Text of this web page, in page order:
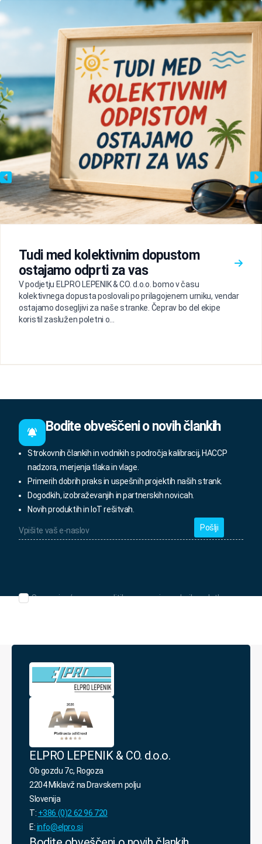
Tudi med kolektivnim dopustom
ostajamo odprti za vas
V podjetju ELPRO LEPENIK & CO. d.o.o. bomo v času
kolektivnega dopusta poslovali po prilagojenem urniku, vendar
ostajamo dosegljivi za naše stranke. Čeprav bo del ekipe
koristil zaslužen poletni o...
Bodite obveščeni o novih člankih
Strokovnih člankih in vodnikih s področja kalibracij, HACCP
nadzora, merjenja tlaka in vlage.
Primerih dobrih praks in uspešnih projektih naših strank.
Dogodkih, izobraževanjih in partnerskih novicah.
Novih produktih in IoT rešitvah.
vaš
e-
Seznanjen/-
politiko
varovanja
Seznanjen/-a sem s politiko varovanja osebnih podatkov.
ELPRO LEPENIK & CO. d.o.o.
Ob gozdu 7c, Rogoza
2204 Miklavž na Dravskem polju
Slovenija
T: +386 (0)2 62 96 720
E:info@elpro.si